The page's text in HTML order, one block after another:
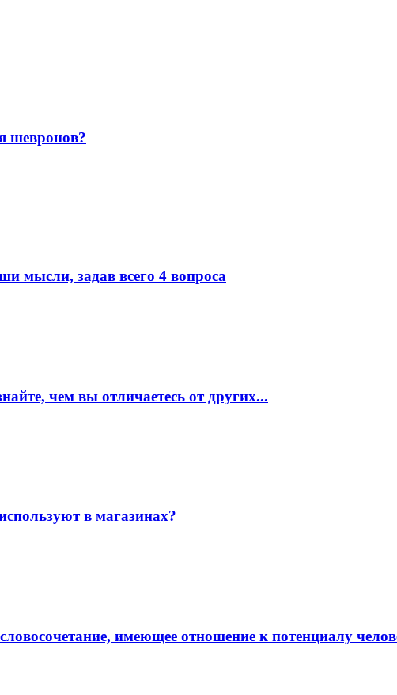
шевронов?
мысли, задав всего 4 вопроса
чем вы отличаетесь от других...
в магазинах?
имеющее отношение к потенциалу